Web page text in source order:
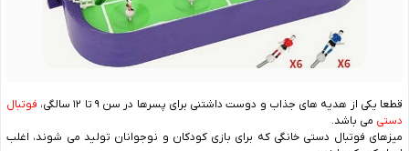
قطعا یکی از هدیه های جذاب و دوست داشتنی برای پسرها در سن ۹ تا ۱۲ سالگی،
فوتبال
دستی می باشد.
میزهای فوتبال دستی خانگی که برای بازی کودکان و نوجوانان تولید می‌ شوند، اغلب